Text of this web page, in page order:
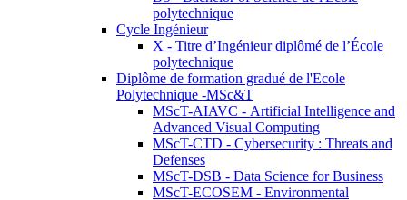
polytechnique
Cycle Ingénieur
X - Titre d’Ingénieur diplômé de l’École
polytechnique
Diplôme de formation gradué de l'Ecole
Polytechnique -MSc&T
MScT-AIAVC - Artificial Intelligence and
Advanced Visual Computing
MScT-CTD - Cybersecurity : Threats and
Defenses
MScT-DSB - Data Science for Business
MScT-ECOSEM - Environmental